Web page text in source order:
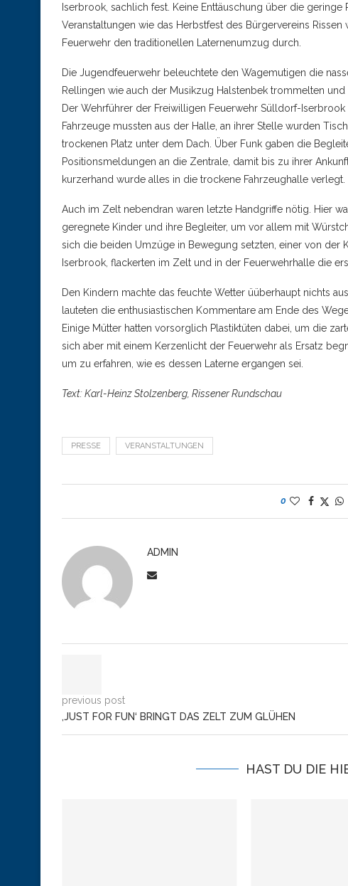
Iserbrook, sachlich fest. Keine Enttäuschung über die
Veranstaltungen wie das Herbstfest des Bürgervereins
Feuerwehr den traditionellen Laternenumzug durch.
Die Jugendfeuerwehr beleuchtete den Wagemutigen die
Rellingen wie auch der Musikzug Halstenbek trommelten
Der Wehrführer der Freiwilligen Feuerwehr Sülldorf-
Fahrzeuge mussten aus der Halle, an ihrer Stelle wurden
trockenen Platz unter dem Dach. Über Funk gaben die
Positionsmeldungen an die Zentrale, damit bis zu ihrer
kurzerhand wurde alles in die trockene Fahrzeughalle verlegt.
Auch im Zelt nebendran waren letzte Handgriffe nötig. Hier
geregnete Kinder und ihre Begleiter, um vor allem mit
sich die beiden Umzüge in Bewegung setzten, einer von der
Iserbrook, flackerten im Zelt und in der Feuerwehrhalle die
Den Kindern machte das feuchte Wetter üüberhaupt nichts
lauteten die enthusiastischen Kommentare am Ende des
Einige Mütter hatten vorsorglich Plastiktüten dabei, um die
sich aber mit einem Kerzenlicht der Feuerwehr als Ersatz
um zu erfahren, wie es dessen Laterne ergangen sei.
Text: Karl-Heinz Stolzenberg, Rissener Rundschau
PRESSE VERANSTALTUNGEN
0
ADMIN
previous post
‚JUST FOR FUN‘ BRINGT DAS ZELT ZUM GLÜHEN
HAST DU DIE